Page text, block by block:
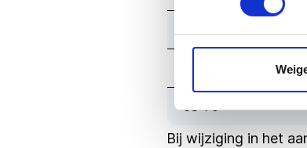
63-70
Bij wijziging in het